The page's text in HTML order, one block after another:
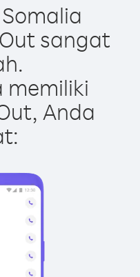
sangat
memiliki
Anda